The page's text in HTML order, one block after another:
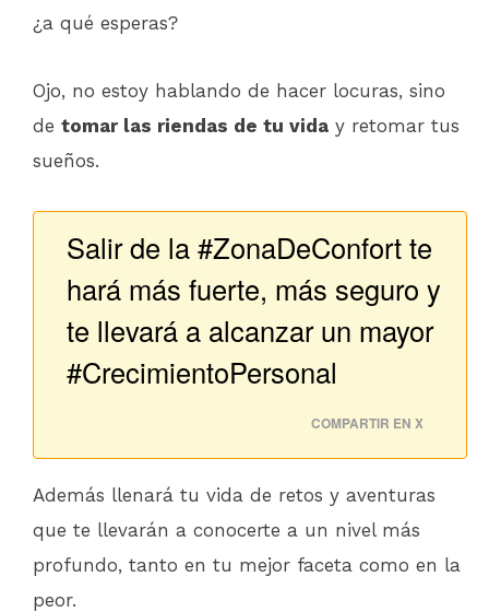
¿a qué esperas?
Ojo, no estoy hablando de hacer locuras, sino
de tomar las riendas de tu vida y retomar tus
sueños.
Salir de la #ZonaDeConfort te
hará más fuerte, más seguro y
te llevará a alcanzar un mayor
#CrecimientoPersonal
COMPARTIR EN X
Además llenará tu vida de retos y aventuras
que te llevarán a conocerte a un nivel más
profundo, tanto en tu mejor faceta como en la
peor.